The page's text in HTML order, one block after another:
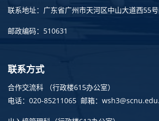
联系地址：广东省广州市天河区中山大道西55
邮政编码：510631
联系方式
合作交流科 （行政楼615办公室）
电话：020-85211065 邮箱：